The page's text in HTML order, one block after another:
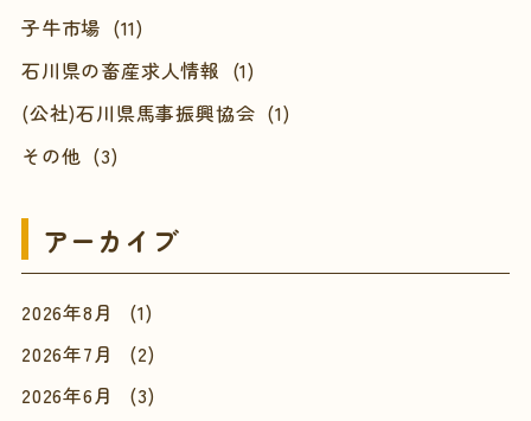
子牛市場 (11)
石川県の畜産求人情報 (1)
(公社)石川県馬事振興協会 (1)
その他 (3)
アーカイブ
2026年8月
(1)
2026年7月
(2)
2026年6月
(3)